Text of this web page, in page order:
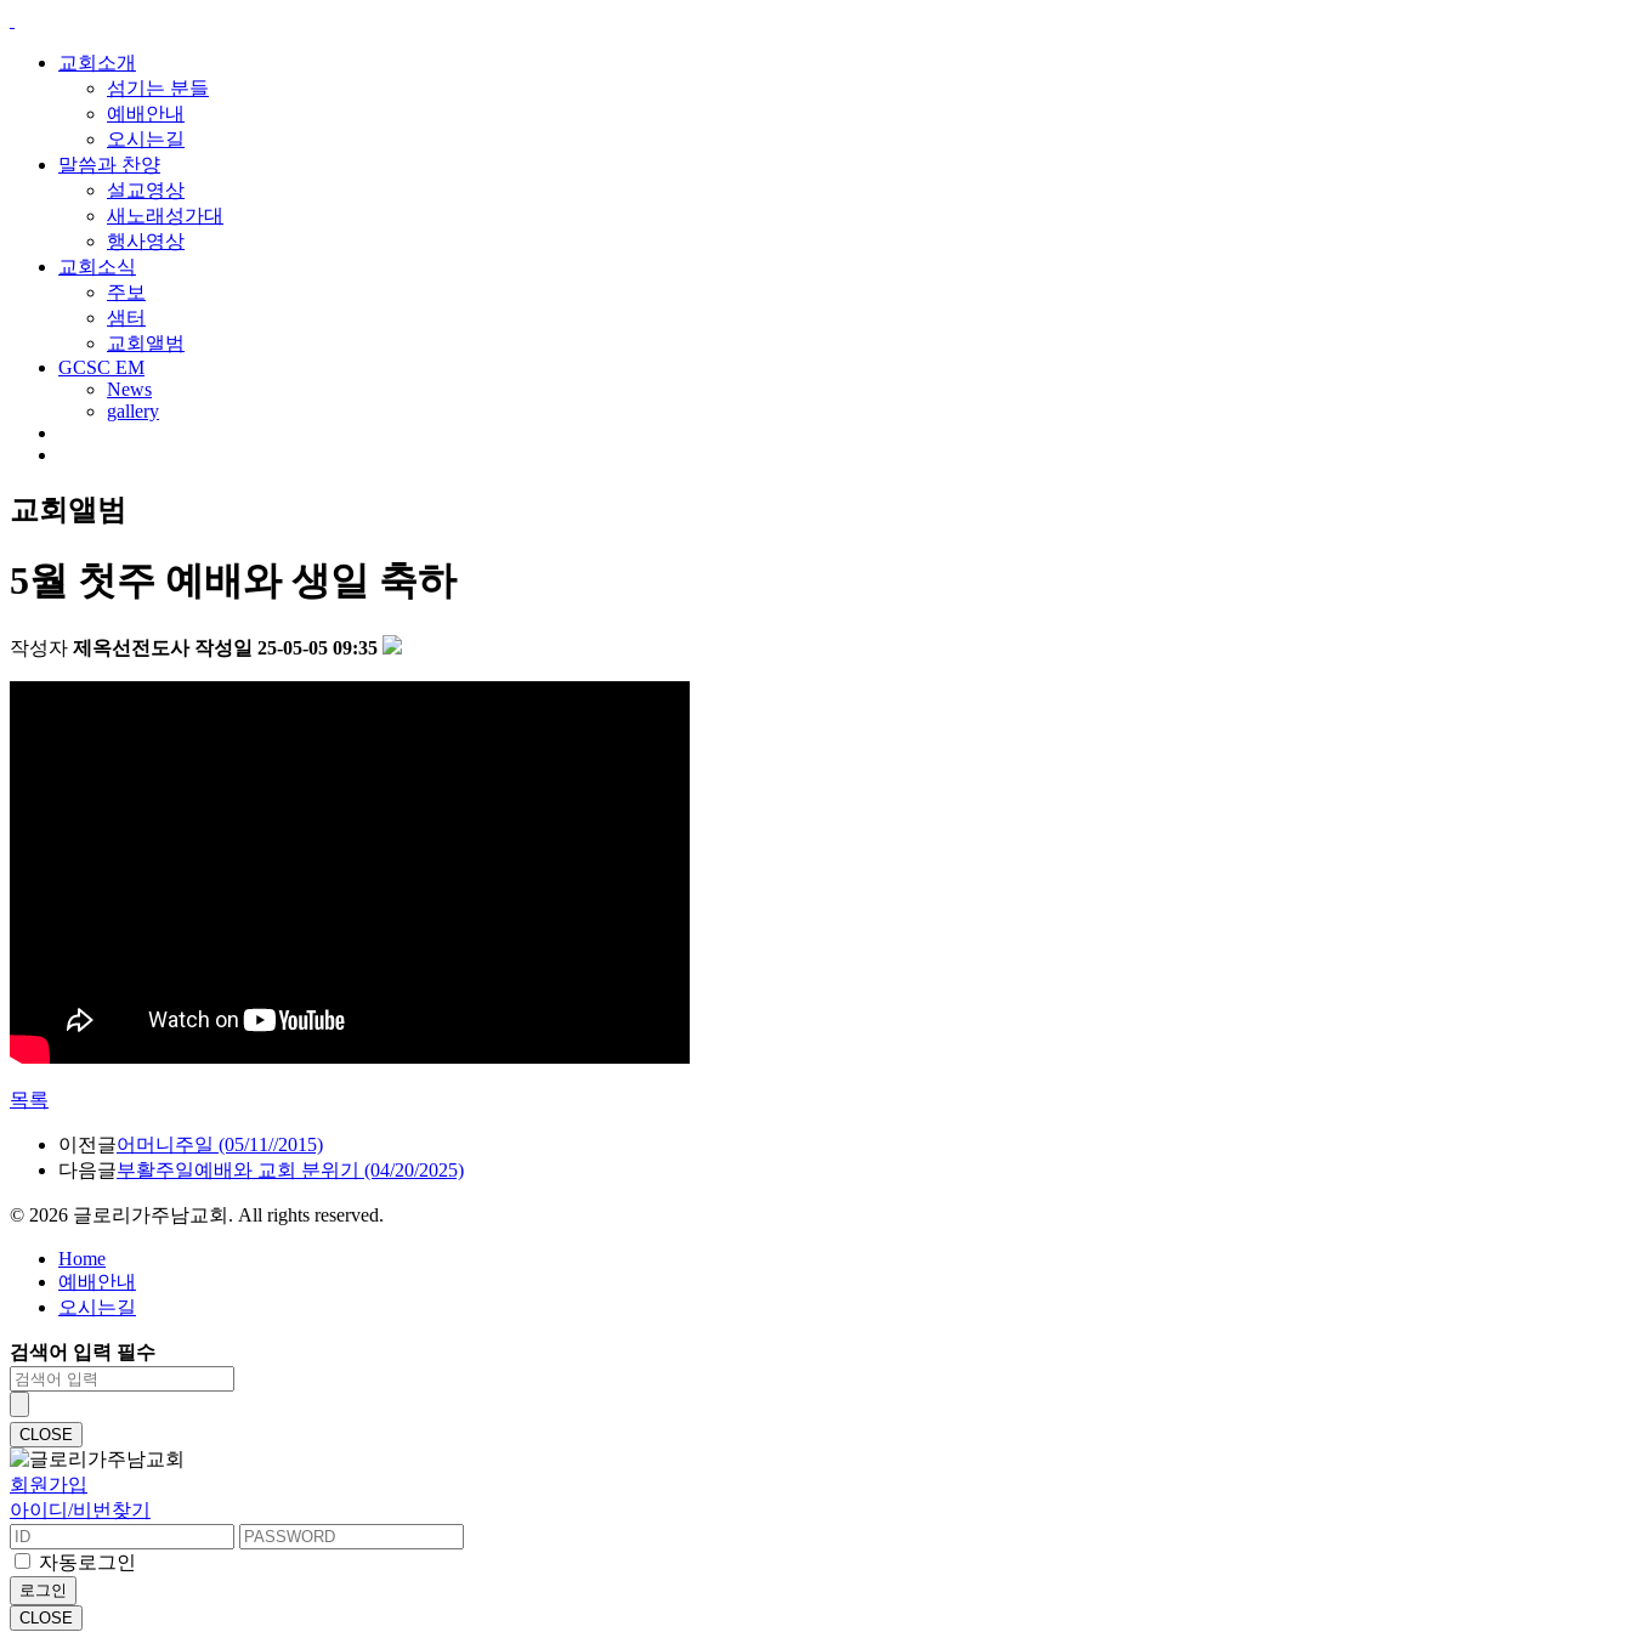
교회소개
섬기는 분들
예배안내
오시는길
말씀과 찬양
설교영상
새노래성가대
행사영상
교회소식
주보
샘터
교회앨범
GCSC EM
News
gallery
교회앨범
5월 첫주 예배와 생일 축하
작성자 제옥선전도사 작성일 25-05-05 09:35
목록
이전글어머니주일 (05/11//2015)
다음글부활주일예배와 교회 분위기 (04/20/2025)
© 2026 글로리가주남교회. All rights reserved.
Home
예배안내
오시는길
검색어 입력 필수
CLOSE
회원가입
아이디/비번찾기
자동로그인
로그인
CLOSE